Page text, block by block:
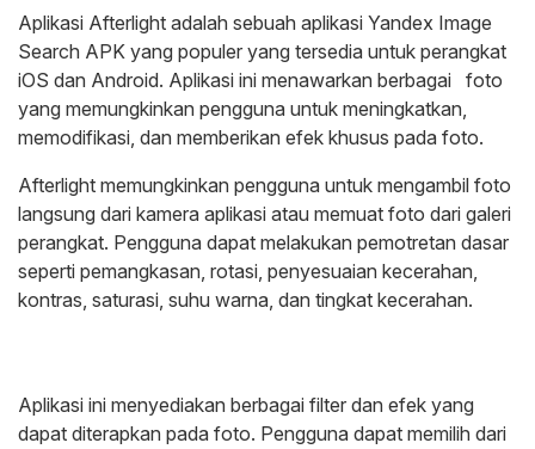
Aplikasi Afterlight adalah sebuah aplikasi Yandex Image
Search APK yang populer yang tersedia untuk perangkat
iOS dan Android. Aplikasi ini menawarkan berbagai foto
yang memungkinkan pengguna untuk meningkatkan,
memodifikasi, dan memberikan efek khusus pada foto.
Afterlight memungkinkan pengguna untuk mengambil foto
langsung dari kamera aplikasi atau memuat foto dari galeri
perangkat. Pengguna dapat melakukan pemotretan dasar
seperti pemangkasan, rotasi, penyesuaian kecerahan,
kontras, saturasi, suhu warna, dan tingkat kecerahan.
Aplikasi ini menyediakan berbagai filter dan efek yang
dapat diterapkan pada foto. Pengguna dapat memilih dari